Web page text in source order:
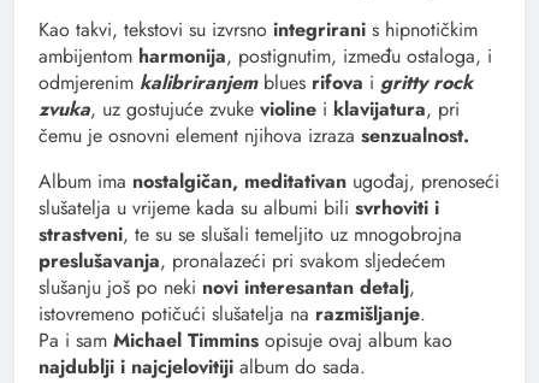
Kao takvi, tekstovi su izvrsno integrirani s hipnotičkim
ambijentom harmonija, postignutim, između ostaloga, i
odmjerenim kalibriranjemblues rifova i gritty rock
zvuka, uz gostujuće zvuke violine i klavijatura, pri
čemu je osnovni element njihova izraza senzualnost.
Album ima nostalgičan, meditativan ugođaj, prenoseći
slušatelja u vrijeme kada su albumi bili svrhoviti i
strastveni, te su se slušali temeljito uz mnogobrojna
preslušavanja, pronalazeći pri svakom sljedećem
slušanju još po neki novi interesantan detalj,
istovremeno potičući slušatelja na razmišljanje.
Pa i sam Michael Timmins opisuje ovaj album kao
najdublji i najcjelovitiji album do sada.